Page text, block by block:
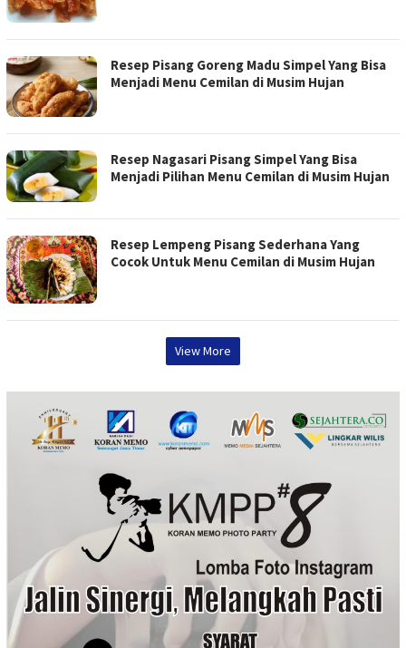
Resep Pisang Goreng Madu Simpel Yang Bisa
Menjadi Menu Cemilan di Musim Hujan
Resep Nagasari Pisang Simpel Yang Bisa
Menjadi Pilihan Menu Cemilan di Musim Hujan
Resep Lempeng Pisang Sederhana Yang
Cocok Untuk Menu Cemilan di Musim Hujan
View More